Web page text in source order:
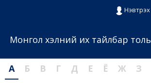
Нэвтрэх
Монгол хэлний их тайлбар толь
А Б В Г Д Е Ё Ж З